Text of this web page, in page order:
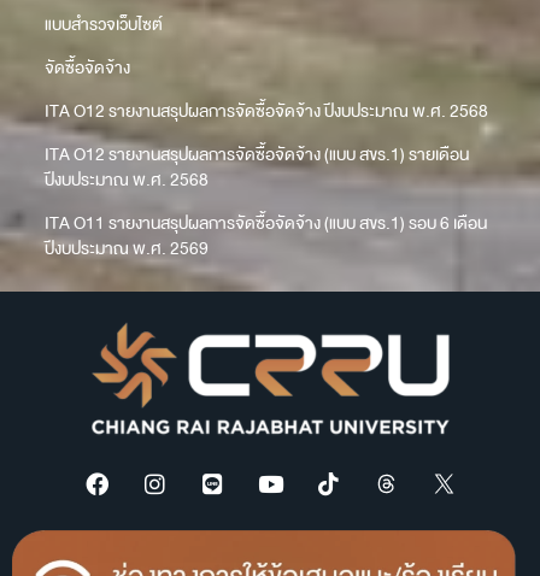
แบบสำรวจเว็บไซต์
จัดซื้อจัดจ้าง
ITA O12 รายงานสรุปผลการจัดซื้อจัดจ้าง ปีงบประมาณ พ.ศ. 2568
ITA O12 รายงานสรุปผลการจัดซื้อจัดจ้าง (แบบ สขร.1) รายเดือน
ปีงบประมาณ พ.ศ. 2568
ITA O11 รายงานสรุปผลการจัดซื้อจัดจ้าง (แบบ สขร.1) รอบ 6 เดือน
ปีงบประมาณ พ.ศ. 2569